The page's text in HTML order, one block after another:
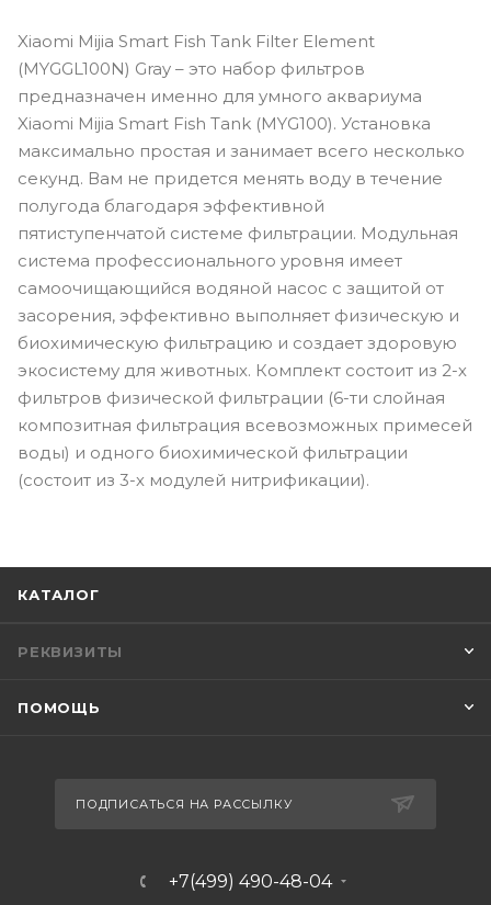
Xiaomi Mijia Smart Fish Tank Filter Element
(MYGGL100N) Gray – это набор фильтров
предназначен именно для умного аквариума
Xiaomi Mijia Smart Fish Tank (MYG100). Установка
максимально простая и занимает всего несколько
секунд. Вам не придется менять воду в течение
полугода благодаря эффективной
пятиступенчатой системе фильтрации. Модульная
система профессионального уровня имеет
самоочищающийся водяной насос с защитой от
засорения, эффективно выполняет физическую и
биохимическую фильтрацию и создает здоровую
экосистему для животных. Комплект состоит из 2-х
фильтров физической фильтрации (6-ти слойная
композитная фильтрация всевозможных примесей
воды) и одного биохимической фильтрации
(состоит из 3-х модулей нитрификации).
КАТАЛОГ
РЕКВИЗИТЫ
ПОМОЩЬ
ПОДПИСАТЬСЯ НА РАССЫЛКУ
+7(499) 490-48-04